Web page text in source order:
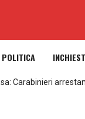
POLITICA
Carabinieri